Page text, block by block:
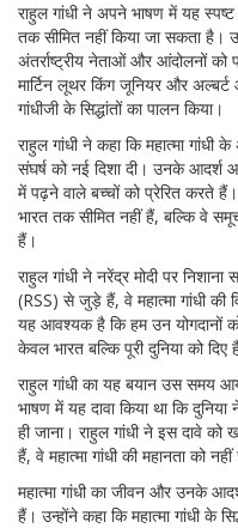
राहुल गांधी ने अपने भाषण में यह स्पष्ट
तक सीमित नहीं किया जा सकता है।
अंतर्राष्ट्रीय नेताओं और आंदोलनों
मार्टिन लूथर किंग जूनियर और
गांधीजी के सिद्धांतों का पालन किया।
राहुल गांधी ने कहा कि महात्मा
संघर्ष को नई दिशा दी। उनके आदर्श
में पढ़ने वाले बच्चों को प्रेरित करते
भारत तक सीमित नहीं हैं, बल्कि वे
हैं।
राहुल गांधी ने नरेंद्र मोदी पर
(RSS) से जुड़े हैं, वे महात्मा गांधी
यह आवश्यक है कि हम उन योगदानों
केवल भारत बल्कि पूरी दुनिया को दिए
राहुल गांधी का यह बयान उस समय
भाषण में यह दावा किया था कि
ही जाना। राहुल गांधी ने इस दावे
हैं, वे महात्मा गांधी की महानता को
महात्मा गांधी का जीवन और उनके
हैं। उन्होंने कहा कि महात्मा गांधी के